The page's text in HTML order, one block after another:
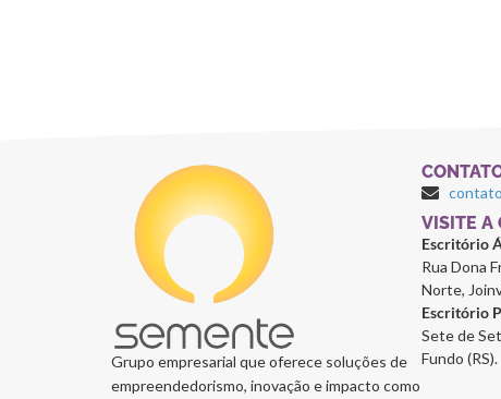
Grupo empresarial que oferece soluções de
empreendedorismo, inovação e impacto como
⁠VISITE A
Escritório
Rua Dona
Norte,
Escritório
Sete de
Fundo (RS).